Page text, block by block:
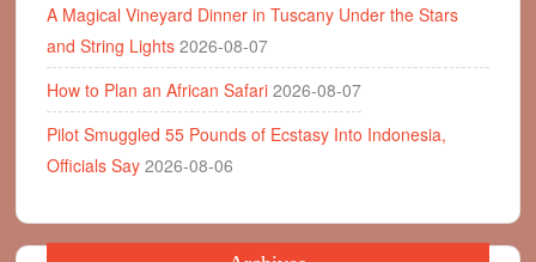
A Magical Vineyard Dinner in Tuscany Under the Stars
and String Lights 2026-08-07
How to Plan an African Safari 2026-08-07
Pilot Smuggled 55 Pounds of Ecstasy Into Indonesia,
Officials Say 2026-08-06